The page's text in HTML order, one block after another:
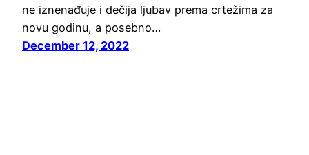
ne iznenađuje i dečija ljubav prema crtežima za
novu godinu, a posebno…
December 12, 2022